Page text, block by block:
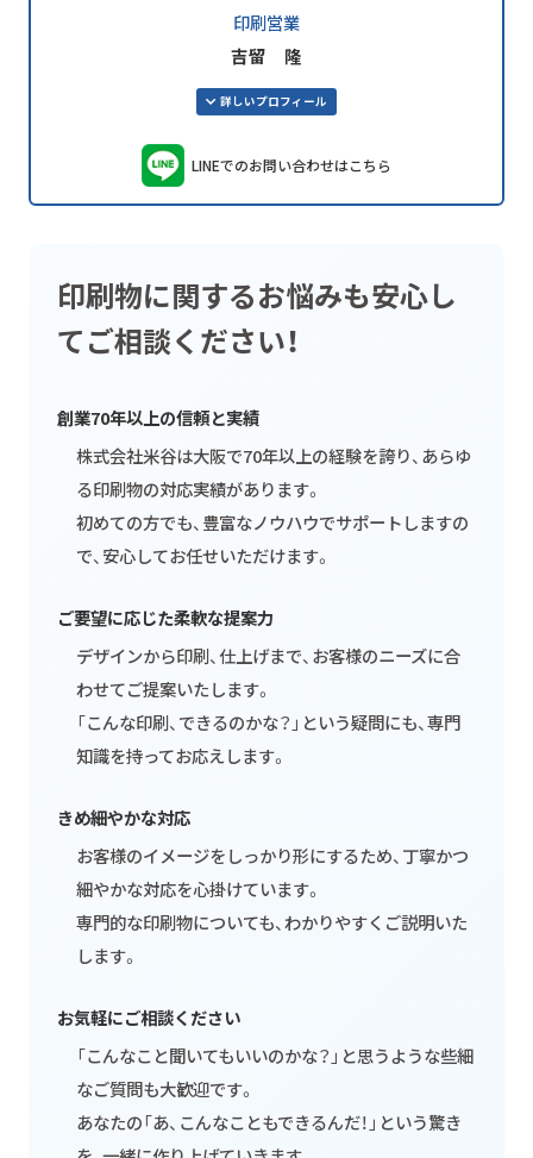
印刷営業
吉留 隆
詳しいプロフィール
LINEでのお問い合わせはこちら
印刷物に関するお悩みも安心し
てご相談ください！
創業70年以上の信頼と実績
株式会社米谷は大阪で70年以上の経験を誇り、あらゆ
る印刷物の対応実績があります。
初めての方でも、豊富なノウハウでサポートしますの
で、安心してお任せいただけます。
ご要望に応じた柔軟な提案力
デザインから印刷、仕上げまで、お客様のニーズに合
わせてご提案いたします。
「こんな印刷、できるのかな？」という疑問にも、専門
知識を持ってお応えします。
きめ細やかな対応
お客様のイメージをしっかり形にするため、丁寧かつ
細やかな対応を心掛けています。
専門的な印刷物についても、わかりやすくご説明いた
します。
お気軽にご相談ください
「こんなこと聞いてもいいのかな？」と思うような些細
なご質問も大歓迎です。
あなたの「あ、こんなこともできるんだ！」という驚き